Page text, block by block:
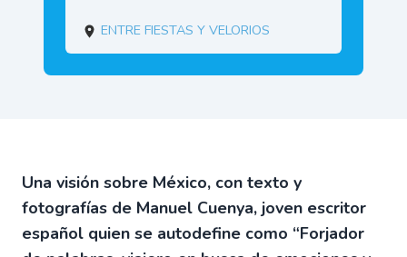
Entre fiestas y velorios
Una visión sobre México, con texto y
fotografías de Manuel Cuenya, joven escritor
español quien se autodefine como “Forjador